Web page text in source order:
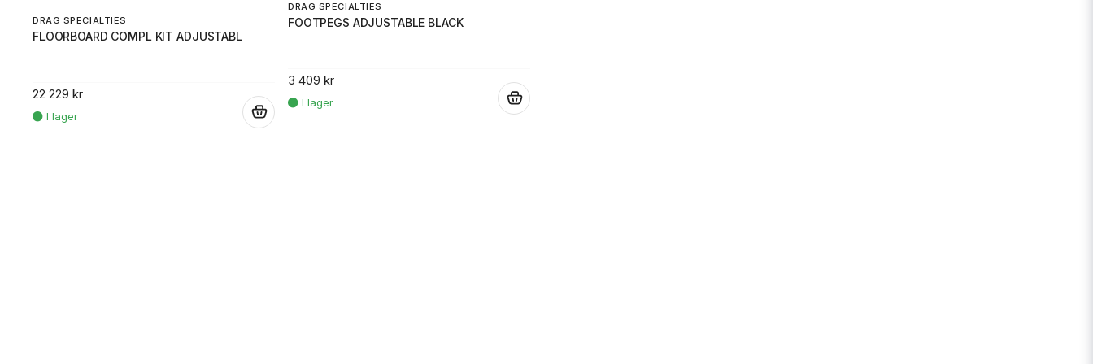
DRAG SPECIALTIES
FLOORBOARD COMPL KIT ADJUSTABL
22 229 kr
DRAG SPECIALTIES
FOOTPEGS ADJUSTABLE BLACK
3 409 kr